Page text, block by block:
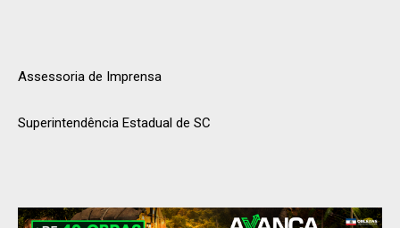
Assessoria de Imprensa
Superintendência Estadual de SC